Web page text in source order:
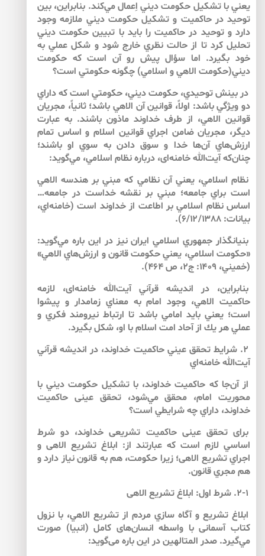
يعني با تشكيل حكومت ديني اِعمال مي‌كند. بنابراين، بين
توحيد در حاكميت و تشكيل حكومت ديني ملازمه وجود
دارد و توحيد در حاكميت را بايد با تبيين حكومت ديني
تحليل كرد تا از حالت نظري خارج شود و شكل عملي به
خود بگيرد. اما سؤال پيش رو آن است كه حكومت
ديني(حكومت الاهي و اسلامي) چگونه حكومتي است؟
در بينش توحيدي، حكومت ديني، حكومتي است كه داراي
دو ويژگي باشد: اولاً، قوانين آن الاهي باشد؛ ثانياً، مجريان
قوانين الاهي، از طرف خداوند ماذون باشند. به عبارت
ديگر، مجريان ضامن اجراي قوانين اسلام و اساس تمام
ارزش‌‌هاي آن‌ها خدا و سوق دادن به سوي او باشند؛
چنان‌كه آيت‌الله خامنه‌‌اى، درباره نظام اسلامي، مي‌‌گويد:
نظام اسلامي، يعني آن نظامي كه مبني بر هندسه‌ الاهي
است براي جامعه؛ مبني بر نقشه‌ خداست در جامعه…
اساس نظام اسلامي بر اطاعت از خداوند است (خامنه‌‌اي،
بيانات: ۶/۱۲/۱۳۸۸).
بنيانگذار جمهوري اسلامي ايران نيز در اين باره مي‌‌گويد:
«حكومت اسلامي، يعني حكومت قانون و ارزش‌‌هاي الاهي»
(خميني، ۱۴۰۹: ج۲، ص ۴۶۴).
بنابراين، در انديشه قرآني آيت‌الله خامنه‌‌اى، لازمه
حاكميت الاهي، وجود امام به معناي زمامدار و پيشوا
است؛ يعني بايد امامي باشد تا ارتباط نيرومند فكري و
عملي هر يك از آحاد امت اسلام با او، شكل بگيرد.
۲. شرايط تحقق عيني حاكميت خداوند، در انديشه قرآني
آيت‌الله خامنه‌‌اي
از آن‌جا كه حاكميت خداوند، با تشكيل حكومت ديني با
محوريت امام، محقق مي‌‌شود، تحقق عينى حاكميت
خداوند، داراي چه شرايطي است؟
براى تحقق عينى حاكميت تشريعى خداوند، دو شرط
اساسي لازم است كه عبارتند از: ابلاغ تشريع الاهى و
اجراي تشريع الاهى؛ زيرا حكومت، هم به قانون نياز دارد و
هم مجري قانون.
۲-۱. شرط اول: ابلاغ تشريع الاهى
ابلاغ تشريع و آگاه سازي مردم از تشريع الاهي، با نزول
كتاب آسمانى با واسطه انسان‌‌هاى كامل (انبيا) صورت
مي‌‌گيرد. صدر المتالهين در اين باره مى‌‌گويد: